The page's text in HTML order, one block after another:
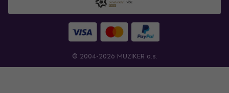
© 2004-2026 MUZIKER a.s.